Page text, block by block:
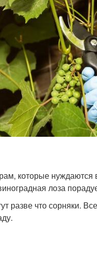
которые
лоза
разве что сорняки.